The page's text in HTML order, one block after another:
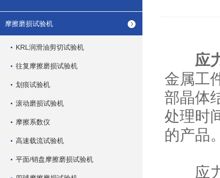
摩擦磨损试验机
KRL润滑油剪切试验机
往复摩擦磨损试验机
划痕试验机
滚动磨损试验机
摩擦系数仪
高速载流试验机
平面/销盘摩擦磨损试验机
应
金属工
部晶体
处理时
的产品
应力